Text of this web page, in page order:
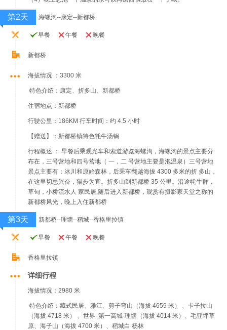
第2天 海螺沟--康定--新都桥
早餐 午餐 晚餐
新都桥
海拔情况 ：3300 米
特色介绍：康定、折多山、新都桥
住宿地点：新都桥
行驶公里：186KM 行车时间：约 4.5 小时
【赠送】：新都桥镇特色牦牛汤锅
行程概述 ： 早餐后乘观光车和索道游览海螺沟，海螺沟的景点主要分
布在，三号营地和四号营地（ 一，二 号营地主要是泡温泉）三号营地
景点主要有：冰川和原始森林，后乘车翻越海拔 4300 多米的折 多山，
在这里切忌兴奋，猫步为宜。折多山到新都桥 35 公里。沿途牦牛群，
草甸，小桥流水人 家民居,随后进入新都桥，观赏有摄影家天堂之称的
新都桥风光，晚上入住新都桥
第3天 新都桥--理塘--稻城--香格里拉镇
早餐 午餐 晚餐
香格里拉镇
详细行程
海拔情况：2980 米
特色介绍：藏式民居、雅江、剪子弯山（海拔 4659 米） 、卡子拉山
（海拔 4718 米） 、世界 第一高城-理塘（海拔 4014 米）、毛亚坪草
原、海子山（海拔 4700 米）、稻城白 杨林